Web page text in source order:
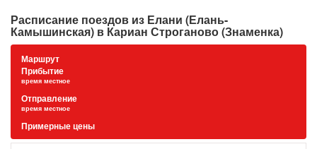
Расписание поездов из Елани (Елань-
Камышинская) в Кариан Строганово (Знаменка)
Маршрут
Прибытие
время местное
Отправление
время местное
Примерные цены